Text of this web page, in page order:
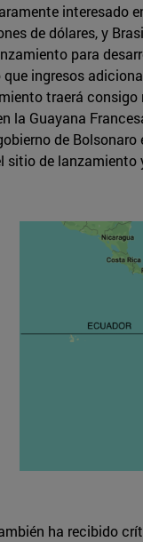
interesado
de dólares, y
para
que ingresos
traerá
la Guayana
de
sitio de lanzamiento
ha recibido